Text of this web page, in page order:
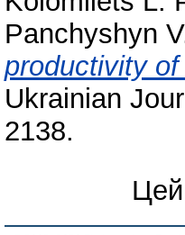
Panchуshуn
productivity
Ukrainian
2138.